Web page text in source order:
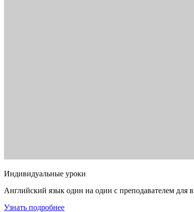
Индивидуальные уроки
Английский язык один на один с преподавателем для
Узнать подробнее